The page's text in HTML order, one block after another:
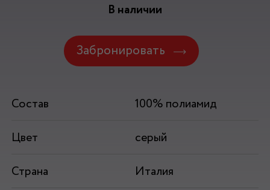
В наличии
Забронировать
Состав
100% полиамид
Цвет
серый
Страна
Италия